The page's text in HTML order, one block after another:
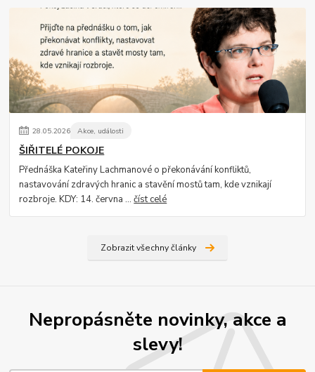
28.05.2026 Akce, události
ŠIŘITELÉ POKOJE
Přednáška Kateřiny Lachmanové o překonávání konfliktů,
nastavování zdravých hranic a stavění mostů tam, kde vznikají
rozbroje. KDY: 14. června ...číst celé
Zobrazit všechny články
Nepropásněte novinky, akce a
slevy!